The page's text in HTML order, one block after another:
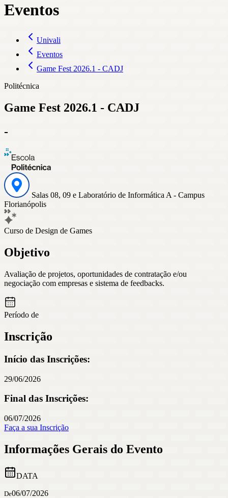
Eventos
Univali
Eventos
Game Fest 2026.1 - CADJ
Politécnica
Game Fest 2026.1 - CADJ
-
Salas 08, 09 e Laboratório de Informática A - Campus
Florianópolis
Curso de Design de Games
Objetivo
Avaliação de projetos, oportunidades de contratação e/ou
negociação com empresas e sistema de feedbacks.
Período de
Inscrição
Início das Inscrições:
29/06/2026
Final das Inscrições:
06/07/2026
Faça a sua Inscrição
Informações Gerais do Evento
DATA
De06/07/2026